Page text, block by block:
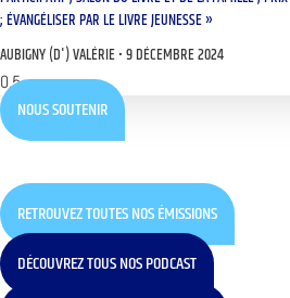
; ÉVANGÉLISER PAR LE LIVRE JEUNESSE »
AUBIGNY (D') VALÉRIE 9 DÉCEMBRE 2024
NOUS SOUTENIR
RETROUVEZ TOUTES NOS ÉMISSIONS
DÉCOUVREZ TOUS NOS PODCAST